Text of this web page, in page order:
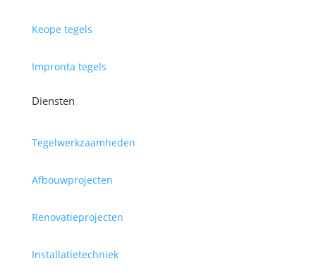
Keope tegels
Impronta tegels
Diensten
Tegelwerkzaamheden
Afbouwprojecten
Renovatieprojecten
Installatietechniek